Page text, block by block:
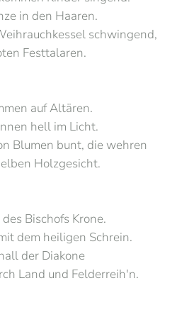
in den Haaren.
schwingend,
Festtalaren.
auf Altären.
hell im Licht.
Blumen bunt, die wehren
Holzgesicht.
Bischofs Krone.
dem heiligen Schrein.
der Diakone
Land und Felderreih'n.